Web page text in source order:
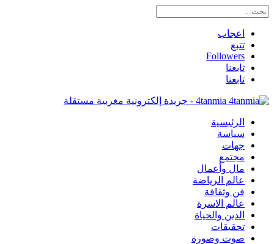
اعجاب
تتبع
Followers
تابعنا
تابعنا
4tanmia - جريدة إلكترونية مغربية مستقلة
الرئيسية
سياسة
جهات
مجتمع
مال وأعمال
عالم الرياضة
فن وثقافة
عالم الاسرة
الدين والحياة
تحقيقات
صوت وصورة